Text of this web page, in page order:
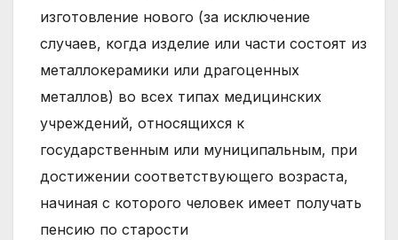
изготовление нового (за исключение
случаев, когда изделие или части состоят из
металлокерамики или драгоценных
металлов) во всех типах медицинских
учреждений, относящихся к
государственным или муниципальным, при
достижении соответствующего возраста,
начиная с которого человек имеет получать
пенсию по старости